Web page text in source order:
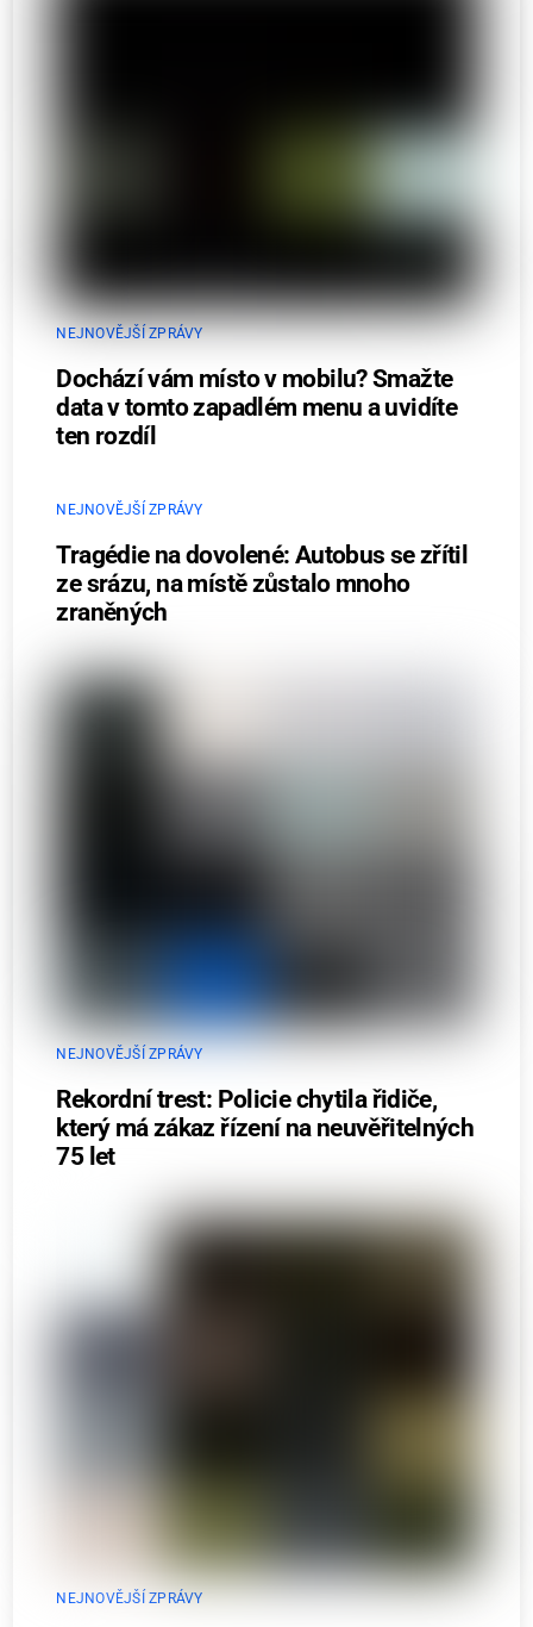
NEJNOVĚJŠÍ ZPRÁVY
Dochází vám místo v mobilu? Smažte
data v tomto zapadlém menu a uvidíte
ten rozdíl
NEJNOVĚJŠÍ ZPRÁVY
Tragédie na dovolené: Autobus se zřítil
ze srázu, na místě zůstalo mnoho
zraněných
NEJNOVĚJŠÍ ZPRÁVY
Rekordní trest: Policie chytila řidiče,
který má zákaz řízení na neuvěřitelných
75 let
NEJNOVĚJŠÍ ZPRÁVY